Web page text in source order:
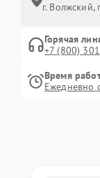
г.
Горячая
+7 (800)
Время
Ежедневно